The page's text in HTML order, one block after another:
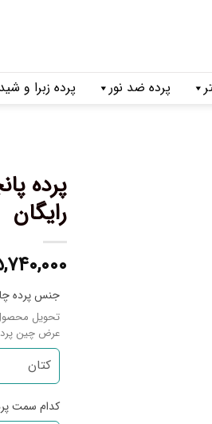
پرده ضد نور پرده زبرا و شید
رایگان
جنس پرده
تحویل محصول پرده ۱۰ تا ۱۲ روز کاری و روتختی و
عرض چین پرده چاپی تا ۱۰۰
کدام سمت